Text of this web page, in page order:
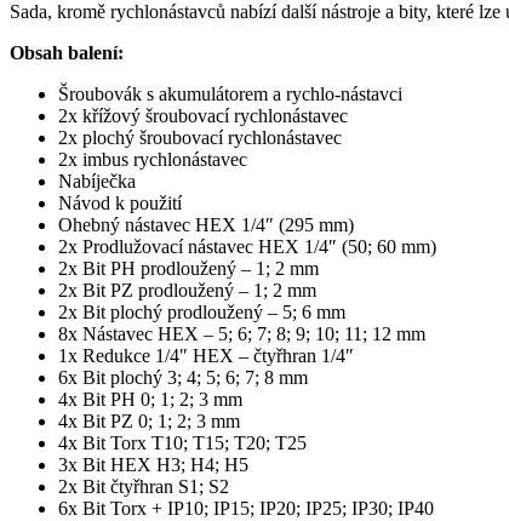
Sada, kromě rychlonástavců nabízí další nástroje a bity, které
Obsah balení:
Šroubovák s akumulátorem a rychlo-nástavci
2x křížový šroubovací rychlonástavec
2x plochý šroubovací rychlonástavec
2x imbus rychlonástavec
Nabíječka
Návod k použití
Ohebný nástavec HEX 1/4″ (295 mm)
2x Prodlužovací nástavec HEX 1/4″ (50; 60 mm)
2x Bit PH prodloužený – 1; 2 mm
2x Bit PZ prodloužený – 1; 2 mm
2x Bit plochý prodloužený – 5; 6 mm
8x Nástavec HEX – 5; 6; 7; 8; 9; 10; 11; 12 mm
1x Redukce 1/4″ HEX – čtyřhran 1/4″
6x Bit plochý 3; 4; 5; 6; 7; 8 mm
4x Bit PH 0; 1; 2; 3 mm
4x Bit PZ 0; 1; 2; 3 mm
4x Bit Torx T10; T15; T20; T25
3x Bit HEX H3; H4; H5
2x Bit čtyřhran S1; S2
6x Bit Torx + IP10; IP15; IP20; IP25; IP30; IP40